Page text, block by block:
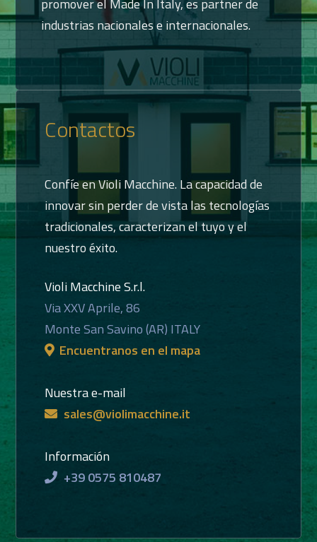
industrias nacionales e internacionales.
Contactos
Confíe en Violi Macchine. La capacidad de
innovar sin perder de vista las tecnologías
tradicionales, caracterizan el tuyo y el
nuestro éxito.
Violi Macchine S.r.l.
Via XXV Aprile, 86
Monte San Savino (AR) ITALY
Encuentranos en el mapa
Nuestra e-mail
sales@violimacchine.it
Información
+39 0575 810487